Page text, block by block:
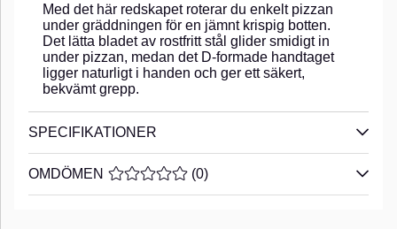
Med det här redskapet roterar du enkelt pizzan
under gräddningen för en jämnt krispig botten.
Det lätta bladet av rostfritt stål glider smidigt in
under pizzan, medan det D-formade handtaget
ligger naturligt i handen och ger ett säkert,
bekvämt grepp.
SPECIFIKATIONER
OMDÖMEN MEDELBETYG 0 AV 5 ANTAL BETYG 0
(0)